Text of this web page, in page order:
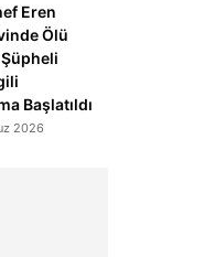
Eren
Ölü
Başlatıldı
2026